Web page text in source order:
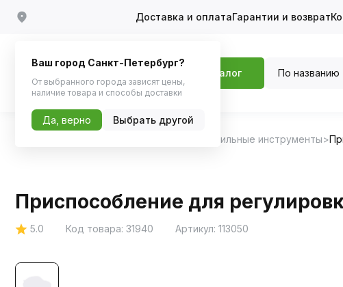
Доставка и оплатаГарантии и возврат
Каталог По названию
Автомобильные инструменты
Приспособление для
5.0 Код товара: 31940 Артикул: 113050
Ваш город Санкт-Петербург?
От выбранного города зависят цены,
наличие товара и способы доставки
Да, верно Выбрать другой